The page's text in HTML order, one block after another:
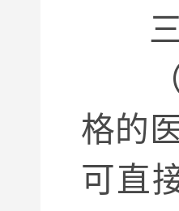
三
（
格的
可直